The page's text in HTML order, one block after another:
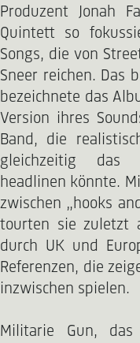
Produzent Jonah
Quintett so
Songs, die von
Sneer reichen. Das
bezeichnete das
Version ihres
Band, die
gleichzeitig das
headlinen könnte.
zwischen „hooks
tourten sie zuletzt
durch UK und
Referenzen, die
inzwischen spielen.
Militarie Gun,